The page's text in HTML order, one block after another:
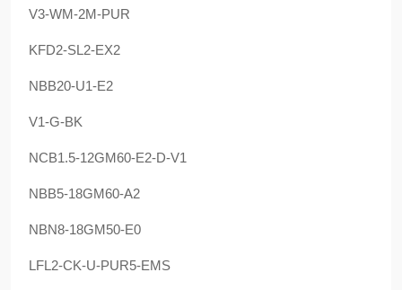
V3-WM-2M-PUR
KFD2-SL2-EX2
NBB20-U1-E2
V1-G-BK
NCB1.5-12GM60-E2-D-V1
NBB5-18GM60-A2
NBN8-18GM50-E0
LFL2-CK-U-PUR5-EMS